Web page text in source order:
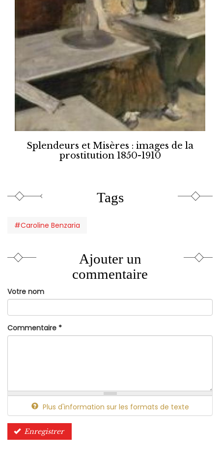
Splendeurs et Misères : images de la
prostitution 1850-1910
Tags
#Caroline Benzaria
Ajouter un
commentaire
Votre nom
Commentaire *
Plus d'information sur les formats de texte
Enregistrer